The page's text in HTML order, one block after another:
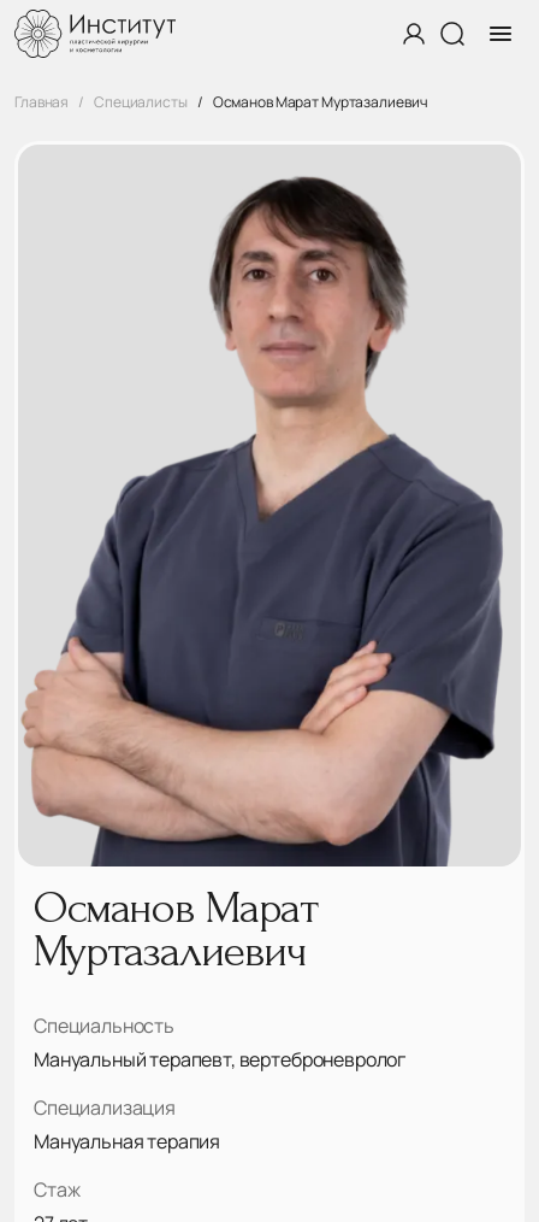
Главная Специалисты Османов Марат Муртазалиевич
Османов Марат
Муртазалиевич
Специальность
Мануальный терапевт, вертеброневролог
Специализация
Мануальная терапия
Стаж